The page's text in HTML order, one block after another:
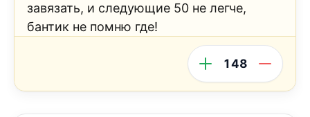
завязать, и следующие 50 не легче,
бантик не помню где!
148